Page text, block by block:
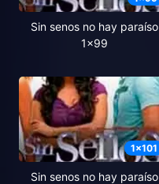
Sin senos no hay paraíso
1x99
1x101
Sin senos no hay paraíso